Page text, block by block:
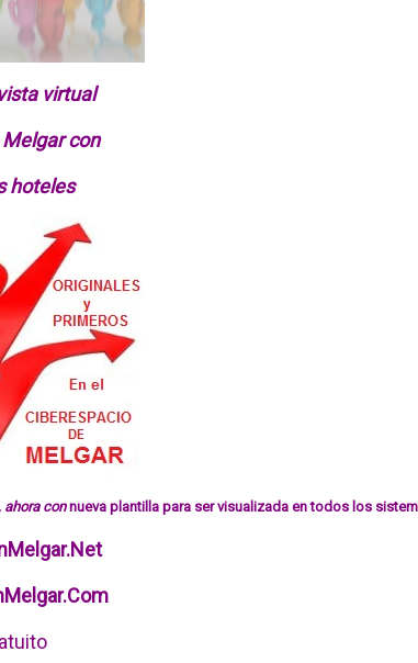
virtual
con
hoteles
ahora connueva plantilla para ser visualizada en todos los